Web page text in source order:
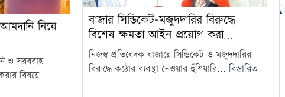
আমদানি নিয়ে
ও সরবরাহ
বিষয়ে
বাজার সিন্ডিকেট-মজুদদারির বিরুদ্ধে
বিশেষ ক্ষমতা আইন প্রয়োগ করা…
নিজস্ব প্রতিবেদক বাজারে সিন্ডিকেট ও মজুদদারির
বিরুদ্ধে কঠোর ব্যবস্থা নেওয়ার হুঁশিয়ারি...বিস্তারিত